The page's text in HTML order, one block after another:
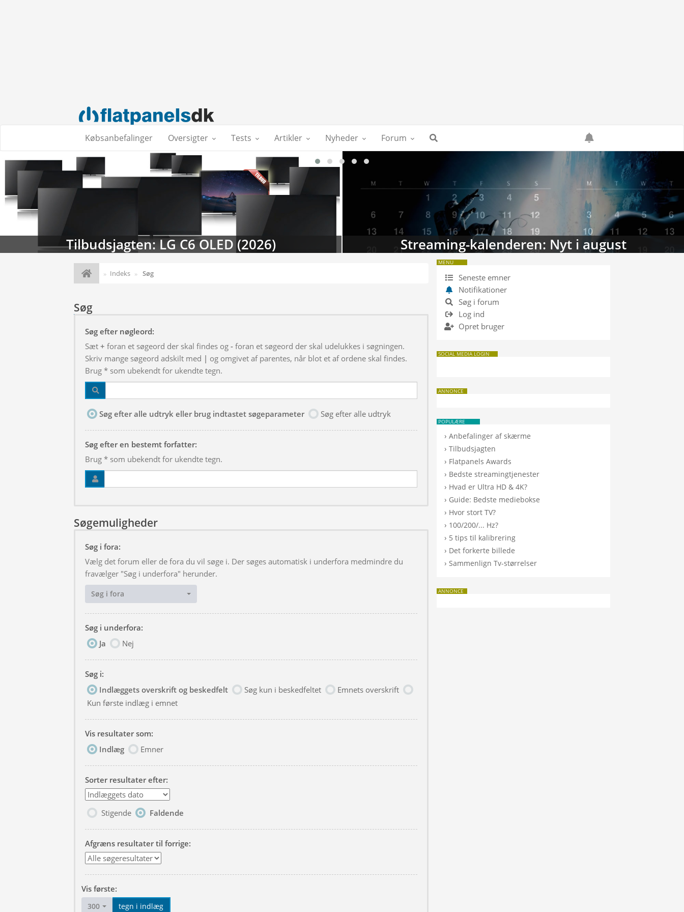
Købsanbefalinger Oversigter Tests Artikler Nyheder Forum
(2026) Streaming-kalenderen: Nyt i august TV-databasen:
Indeks Søg
Søg
Søg efter nøgleord:
Sæt + foran et søgeord der skal findes og - foran et søgeord der skal udelukkes i søgningen.
Skriv mange søgeord adskilt med | og omgivet af parentes, når blot et af ordene skal findes.
Brug * som ubekendt for ukendte tegn.
Søg efter alle udtryk eller brug indtastet søgeparameter Søg efter alle udtryk
Søg efter en bestemt forfatter:
Brug * som ubekendt for ukendte tegn.
Søgemuligheder
Søg i fora:
Vælg det forum eller de fora du vil søge i. Der søges automatisk i underfora medmindre du
fravælger "Søg i underfora" herunder.
Søg i fora
Søg i underfora:
Ja
Nej
Søg i:
Indlæggets overskrift og beskedfelt
Søg kun i beskedfeltet
Emnets overskrift
Kun første indlæg i emnet
Vis resultater som:
Indlæg
Emner
Sorter resultater efter:
Stigende Faldende
Afgræns resultater til forrige:
Vis første:
300 tegn i indlæg
MENU
Seneste emner
Notifikationer
Søg i forum
Log ind
Opret bruger
SOCIAL MEDIA LOGIN
ANNONCE
POPULÆRE
›Anbefalinger af skærme
›Tilbudsjagten
› Flatpanels Awards
› Bedste streamingtjenester
› Hvad er Ultra HD & 4K?
› Guide: Bedste mediebokse
› Hvor stort TV?
› 100/200/... Hz?
› 5 tips til kalibrering
› Det forkerte billede
›Sammenlign Tv-størrelser
ANNONCE